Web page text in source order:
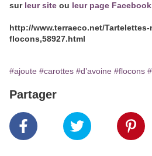
sur leur site ou leur page Facebook
http://www.terraeco.net/
flocons,58927.html
#ajoute #carottes #d’avoine #flocons
Partager